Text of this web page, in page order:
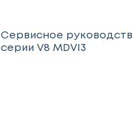
Сервисное
серии V8 MDVI3